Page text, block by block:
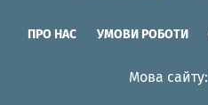
ПРО НАС УМОВИ РОБОТИ
Мова сайту: